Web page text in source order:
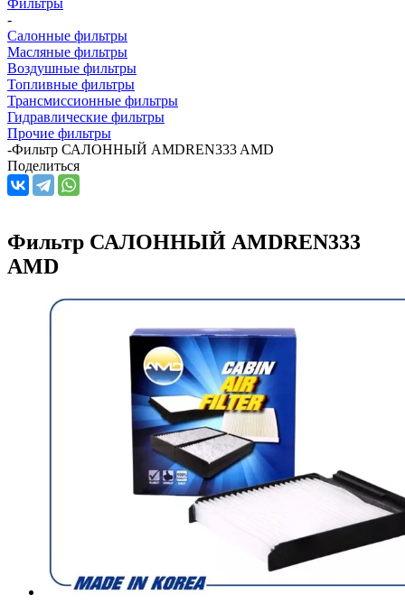
-
Салонные фильтры
Масляные фильтры
Воздушные фильтры
Топливные фильтры
Трансмиссионные фильтры
Гидравлические фильтры
Прочие фильтры
-Фильтр САЛОННЫЙ AMDREN333 AMD
Поделиться
Фильтр САЛОННЫЙ AMDREN333
AMD